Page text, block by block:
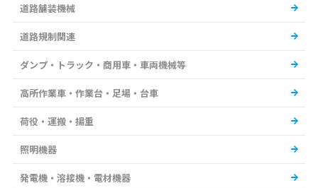
道路舗装機械
道路規制関連
ダンプ・トラック・商用車・車両機械等
高所作業車・作業台・足場・台車
荷役・運搬・揚重
照明機器
発電機・溶接機・電材機器